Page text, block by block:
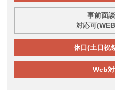
事前面
対応可
休日(土日祝
Web